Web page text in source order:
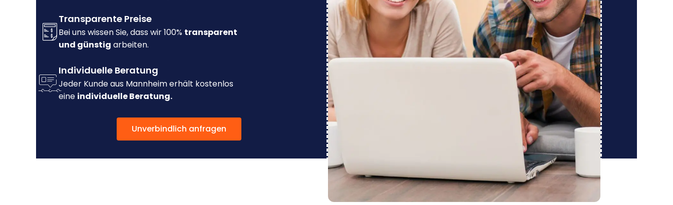
Transparente Preise
Bei uns wissen Sie, dass wir 100% transparent
und günstig arbeiten.
Individuelle Beratung
Jeder Kunde aus Mannheim erhält kostenlos
eine individuelle Beratung.
Unverbindlich anfragen